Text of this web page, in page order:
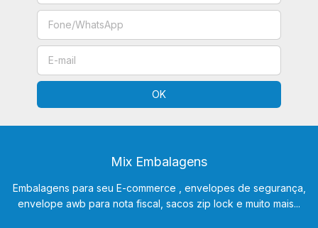
Mix Embalagens
Embalagens para seu E-commerce , envelopes de segurança,
envelope awb para nota fiscal, sacos zip lock e muito mais...